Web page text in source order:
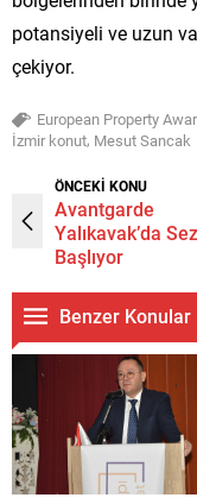
potansiyeli ve uzun
çekiyor.
European Property
İzmir konut, Mesut Sancak
ÖNCEKİ KONU
Avantgarde
Yalıkavak’da
Başlıyor
Benzer Konular